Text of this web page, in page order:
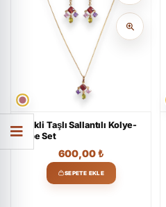
Renkli Taşlı Sallantılı Kolye-
Küpe Set
600,00₺
SEPETE EKLE